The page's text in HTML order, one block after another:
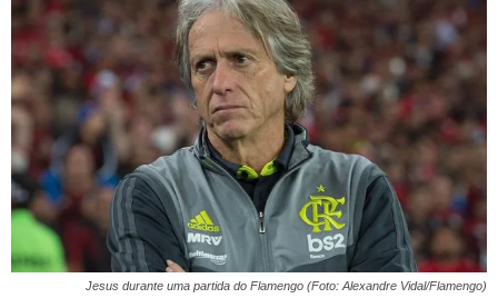
Jesus durante uma partida do Flamengo (Foto: Alexandre Vidal/Flamengo)